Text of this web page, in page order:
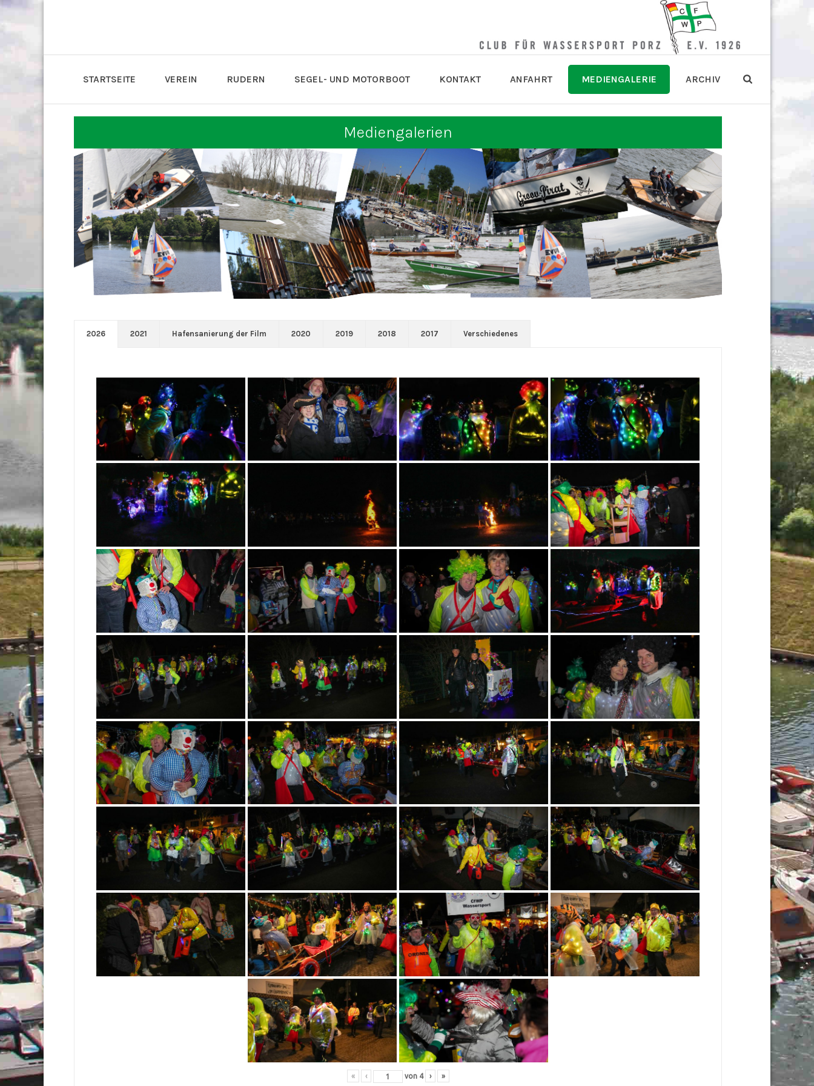
STARTSEITE VEREIN RUDERN SEGEL- UND MOTORBOOT KONTAKT ANFAHRT MEDIENGALERIE ARCHIV
Mediengalerien
2026 2021 Hafensanierung der Film 2020 2019 2018 2017 Verschiedenes
« ‹ von 4 › »